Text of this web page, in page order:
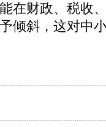
财政、税收
倾斜，这对中